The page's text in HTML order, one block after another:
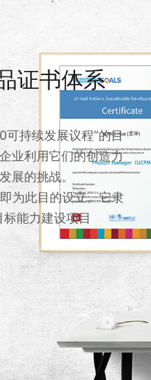
证书体系
可持续发展议程”的目
业利用它们的创造力
展的挑战。
为此目的设立。它隶
标能力建设项目